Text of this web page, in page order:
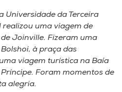
Universidade da Terceira
realizou uma viagem de
Joinville. Fizeram uma
à praça das
viagem turística na Baía
Foram momentos de
alegria.